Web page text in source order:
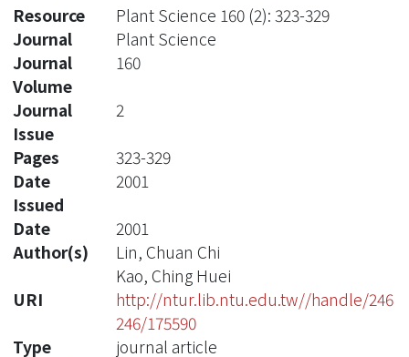
Resource
Plant Science 160 (2): 323-329
Journal
Plant Science
Journal
Volume
160
Journal
Issue
2
Pages
323-329
Date
Issued
2001
Date
2001
Author(s)
Lin, Chuan Chi
Kao, Ching Huei
URI
http://ntur.lib.ntu.edu.tw//handle/246
246/175590
Type
journal article